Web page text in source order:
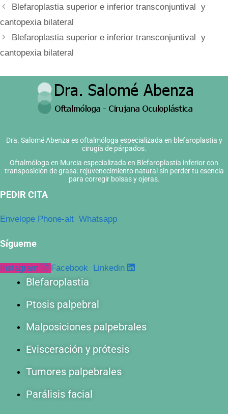
Blefaroplastia superior e inferior transconjuntival y
cantopexia bilateral
Blefaroplastia superior e inferior transconjuntival y
cantopexia bilateral
Dra. Salomé Abenza es oftalmóloga especializada en blefaroplastia y
cirugía de párpados.
Oftalmóloga en Murcia especializada en Blefaroplastia inferior con
transposición de grasa: rejuvenecimiento natural sin perder tu esencia
para corregir bolsas y ojeras.
PEDIR CITA
Envelope Phone-alt Whatsapp
Sígueme
Instagram Facebook Linkedin
Blefaroplastia
Ptosis palpebral
Malposiciones palpebrales
Evisceración y prótesis
Tumores palpebrales
Parálisis facial